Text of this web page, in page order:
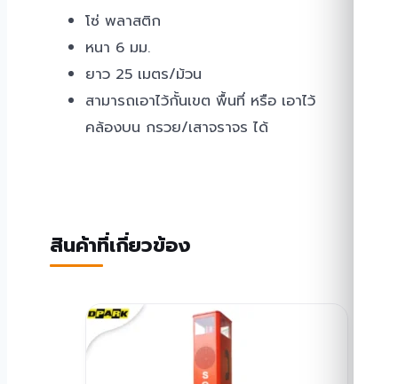
โซ่ พลาสติก
หนา 6 มม.
ยาว 25 เมตร/ม้วน
สามารถเอาไว้กั้นเขต พื้นที่ หรือ เอาไว้
คล้องบน กรวย/เสาจราจร ได้
สินค้าที่เกี่ยวข้อง